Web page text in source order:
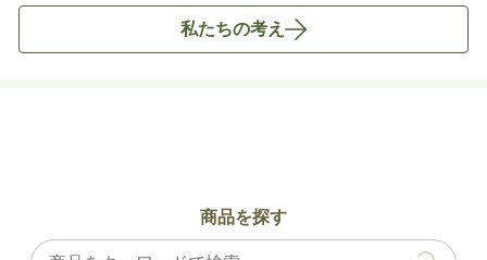
私たちの考え
商品を探す